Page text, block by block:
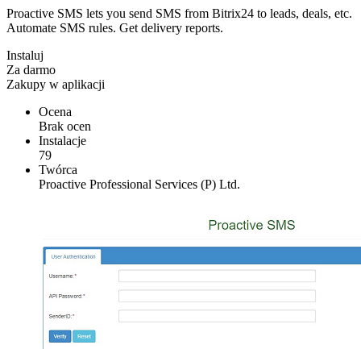
Proactive SMS lets you send SMS from Bitrix24 to leads, deals, etc.
Automate SMS rules. Get delivery reports.
Instaluj
Za darmo
Zakupy w aplikacji
Ocena
Brak ocen
Instalacje
79
Twórca
Proactive Professional Services (P) Ltd.